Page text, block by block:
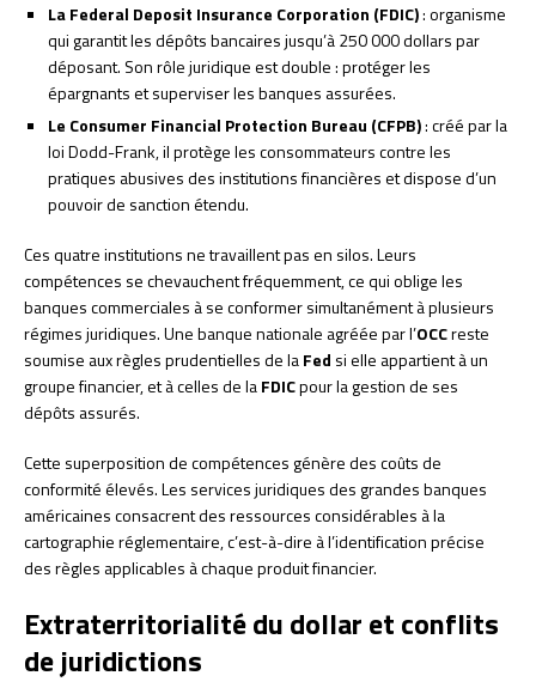
La Federal Deposit Insurance Corporation (FDIC): organisme
qui garantit les dépôts bancaires jusqu’à 250 000 dollars par
déposant. Son rôle juridique est double : protéger les
épargnants et superviser les banques assurées.
Le Consumer Financial Protection Bureau (CFPB): créé par la
loi Dodd-Frank, il protège les consommateurs contre les
pratiques abusives des institutions financières et dispose d’un
pouvoir de sanction étendu.
Ces quatre institutions ne travaillent pas en silos. Leurs
compétences se chevauchent fréquemment, ce qui oblige les
banques commerciales à se conformer simultanément à plusieurs
régimes juridiques. Une banque nationale agréée par l’OCCreste
soumise aux règles prudentielles de laFed si elle appartient à un
groupe financier, et à celles de laFDICpour la gestion de ses
dépôts assurés.
Cette superposition de compétences génère des coûts de
conformité élevés. Les services juridiques des grandes banques
américaines consacrent des ressources considérables à la
cartographie réglementaire, c’est-à-dire à l’identification précise
des règles applicables à chaque produit financier.
Extraterritorialité du dollar et conflits
de juridictions